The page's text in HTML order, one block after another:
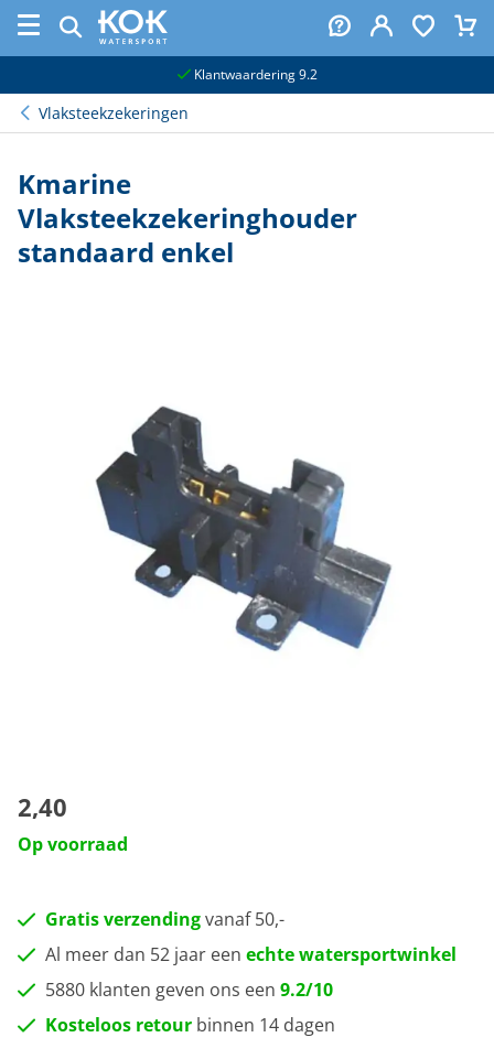
Klantwaardering 9.2
Vlaksteekzekeringen
Kmarine
Vlaksteekzekeringhouder
standaard enkel
2,40
Op voorraad
Gratis verzendingvanaf 50,-
Al meer dan 52 jaar een echte watersportwinkel
5880 klanten geven ons een 9.2/10
Kosteloos retour binnen 14 dagen